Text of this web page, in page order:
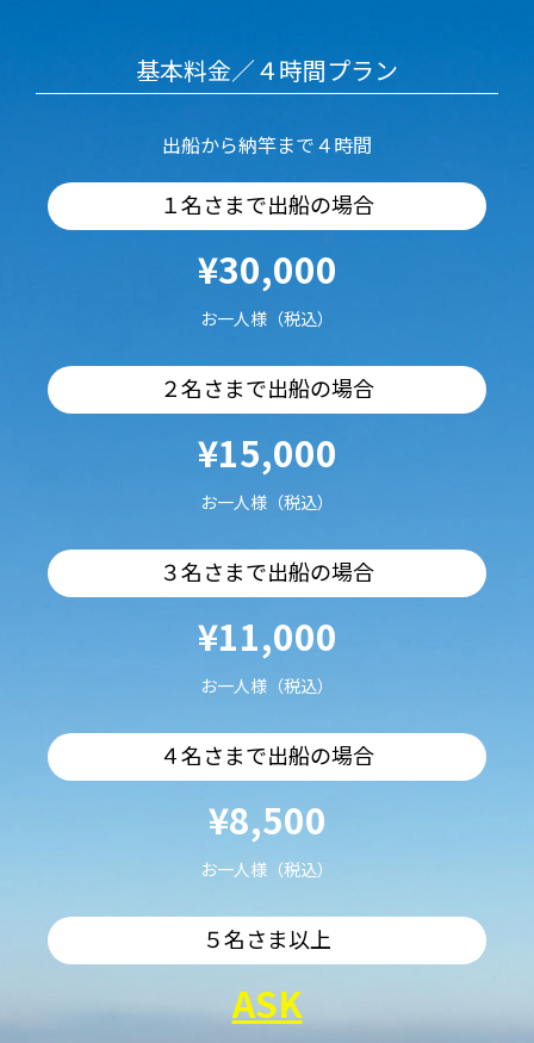
基本料金／４時間プラン
出船から納竿まで４時間
１名さまで出船の場合
¥30,000
お一人様（税込）
２名さまで出船の場合
¥15,000
お一人様（税込）
３名さまで出船の場合
¥11,000
お一人様（税込）
４名さまで出船の場合
¥8,500
お一人様（税込）
５名さま以上
ASK